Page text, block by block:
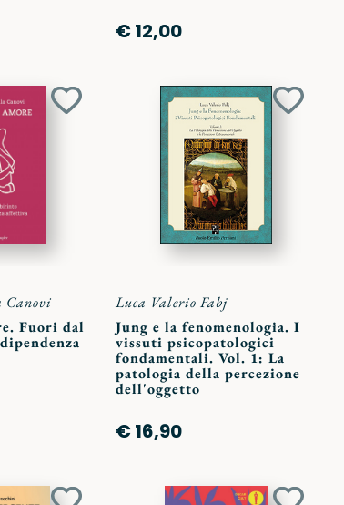
€ 12,00
Aggiungi
Canovi
Fuori dal
Luca Valerio Fabj
Jung e la fenomenologia. I
vissuti psicopatologici
fondamentali. Vol. 1: La
patologia della percezione
dell'oggetto
€ 16,90